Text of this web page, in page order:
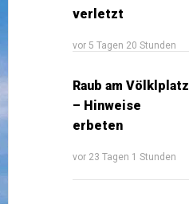
verletzt
vor 5 Tagen 20 Stunden
Raub am Völklplatz
– Hinweise
erbeten
vor 23 Tagen 1 Stunden